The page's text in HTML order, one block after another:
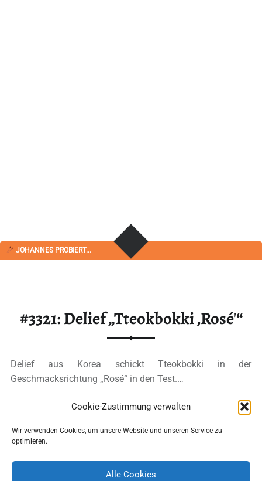
Cookie-Zustimmung verwalten
Wir verwenden Cookies, um unsere Website und unseren Service zu
optimieren.
Alle Cookies
JOHANNES PROBIERT...
#3321: Delief „Tteokbokki ‚Rosé'“
Delief aus Korea schickt Tteokbokki in der
Geschmacksrichtung „Rosé“ in den Test.…
“#3321: Delief „Tteokbokki ‚Rosé’“”